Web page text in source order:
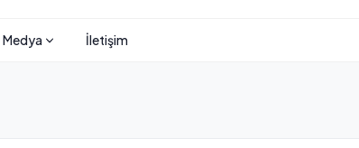
Medya İletişim